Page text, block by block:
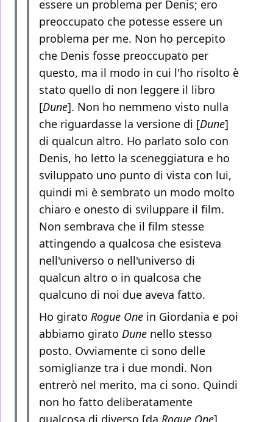
essere un problema per Denis; ero
preoccupato che potesse essere un
problema per me. Non ho percepito
che Denis fosse preoccupato per
questo, ma il modo in cui l'ho risolto è
stato quello di non leggere il libro
[Dune]. Non ho nemmeno visto nulla
che riguardasse la versione di [Dune]
di qualcun altro. Ho parlato solo con
Denis, ho letto la sceneggiatura e ho
sviluppato uno punto di vista con lui,
quindi mi è sembrato un modo molto
chiaro e onesto di sviluppare il film.
Non sembrava che il film stesse
attingendo a qualcosa che esisteva
nell'universo o nell'universo di
qualcun altro o in qualcosa che
qualcuno di noi due aveva fatto.
Ho girato Rogue One in Giordania e poi
abbiamo girato Dune nello stesso
posto. Ovviamente ci sono delle
somiglianze tra i due mondi. Non
entrerò nel merito, ma ci sono. Quindi
non ho fatto deliberatamente